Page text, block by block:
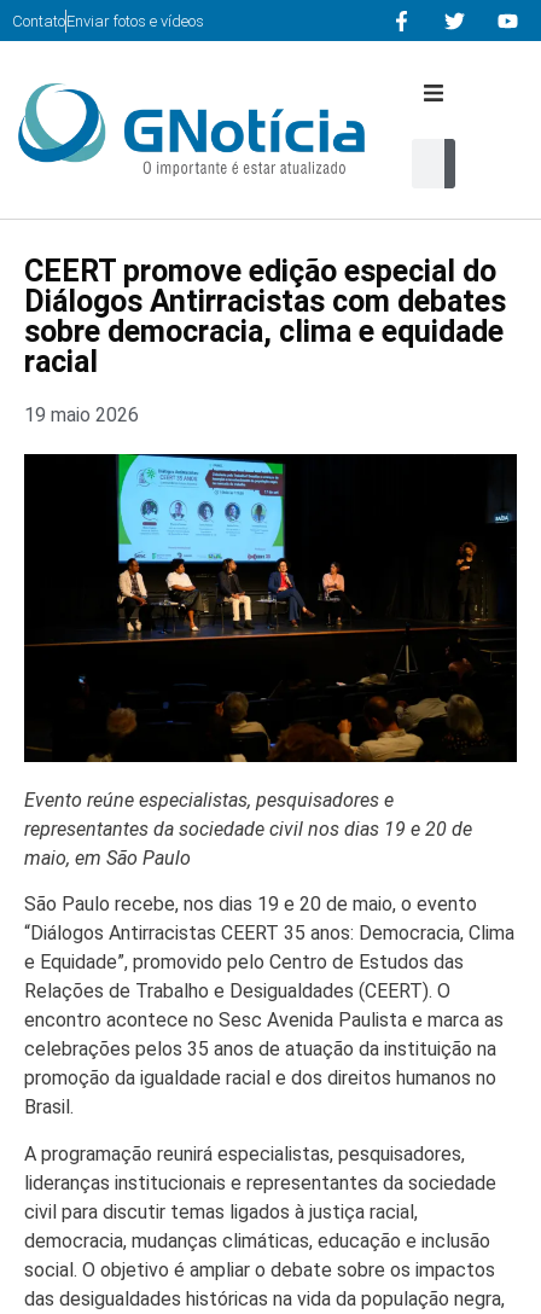
ContatoEnviar fotos e vídeos
Início
Editorias
Cultura
Serviços
home
CEERT promove edição especial do
Diálogos Antirracistas com debates
sobre democracia, clima e equidade
racial
19 maio 2026
Evento reúne especialistas, pesquisadores e
representantes da sociedade civil nos dias 19 e 20 de
maio, em São Paulo
São Paulo recebe, nos dias 19 e 20 de maio, o evento
“Diálogos Antirracistas CEERT 35 anos: Democracia, Clima
e Equidade”, promovido pelo Centro de Estudos das
Relações de Trabalho e Desigualdades (CEERT). O
encontro acontece no Sesc Avenida Paulista e marca as
celebrações pelos 35 anos de atuação da instituição na
promoção da igualdade racial e dos direitos humanos no
Brasil.
A programação reunirá especialistas, pesquisadores,
lideranças institucionais e representantes da sociedade
civil para discutir temas ligados à justiça racial,
democracia, mudanças climáticas, educação e inclusão
social. O objetivo é ampliar o debate sobre os impactos
das desigualdades históricas na vida da população negra,